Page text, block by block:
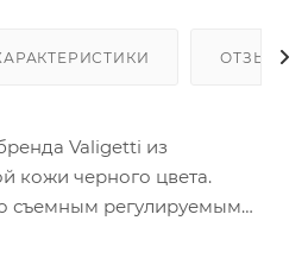
ОТЗЫВЫ
Valigetti из
кожи черного цвета.
съемным регулируемым